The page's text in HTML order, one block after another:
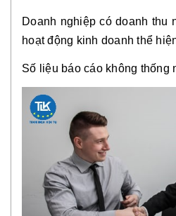
Doanh nghiệp có doanh thu
hoạt động kinh doanh thể
Số liệu báo cáo không thống